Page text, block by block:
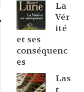
La
Vér
ité
et ses
conséquenc
es
Las